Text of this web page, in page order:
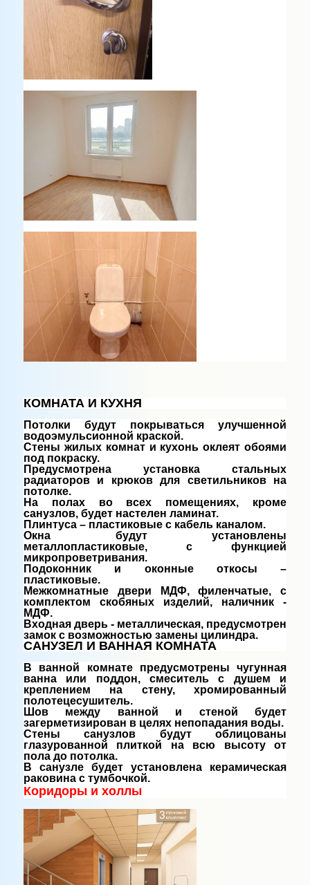
КОМНАТА И КУХНЯ
Потолки будут покрываться улучшенной
водоэмульсионной краской.
Стены жилых комнат и кухонь оклеят обоями
под покраску.
Предусмотрена установка стальных
радиаторов и крюков для светильников на
потолке.
На полах во всех помещениях, кроме
санузлов, будет настелен ламинат.
Плинтуса – пластиковые с кабель каналом.
Окна будут установлены
металлопластиковые, с функцией
микропроветривания.
Подоконник и оконные откосы –
пластиковые.
Межкомнатные двери МДФ, филенчатые, с
комплектом скобяных изделий, наличник -
МДФ.
Входная дверь - металлическая, предусмотрен
замок с возможностью замены цилиндра.
САНУЗЕЛ И ВАННАЯ КОМНАТА
В ванной комнате предусмотрены чугунная
ванна или поддон, смеситель с душем и
креплением на стену, хромированный
полотецесушитель.
Шов между ванной и стеной будет
загерметизирован в целях непопадания воды.
Стены санузлов будут облицованы
глазурованной плиткой на всю высоту от
пола до потолка.
В санузле будет установлена керамическая
раковина с тумбочкой.
Коридоры и холлы